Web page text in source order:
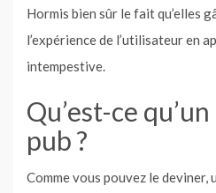
Hormis bien sûr le fait qu’elles
l’expérience de l’utilisateur en
intempestive.
Qu’est-ce
pub ?
Comme vous pouvez le deviner,